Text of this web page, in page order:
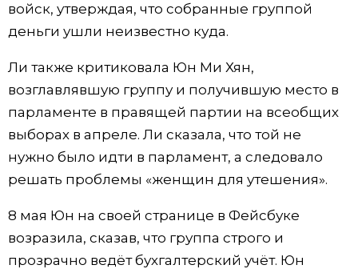
Технологии
Токио
От редакции
войск, утверждая, что собранные группой
деньги ушли неизвестно куда.
Ли также критиковала Юн Ми Хян,
возглавлявшую группу и получившую место в
парламенте в правящей партии на всеобщих
выборах в апреле. Ли сказала, что той не
нужно было идти в парламент, а следовало
решать проблемы «женщин для утешения».
8 мая Юн на своей странице в Фейсбуке
возразила, сказав, что группа строго и
прозрачно ведёт бухгалтерский учёт. Юн